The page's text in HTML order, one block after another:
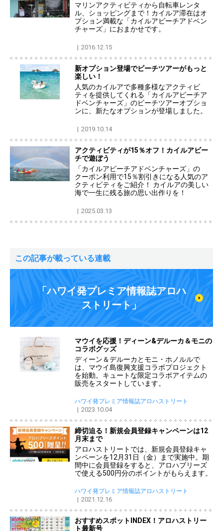
マリンアクティビティから自転車レンタ
ル、ショッピングまで！カイルア滞在はオ
プション満載な「カイルアビーチアドベン
チャーズ」におまかせです。
2016.12.15
新オプション登場でビーチツアーがもっと
楽しい！
人気のカイルアで多種多様なアクティビ
ティを提供してくれる「カイルアビーチア
ドベンチャーズ」のビーチツアーオプショ
ンに、新たなオプションが登場しました。
2019.10.14
アクティビティが15％オフ！カイルアビー
チで遊ぼう
「カイルアビーチアドベンチャーズ」の
クーポン利用で15％割引きになる人気のア
クティビティをご紹介！ カイルアの美しい
海で一生に残る旅の思い出作りを！
2025.03.13
この記事が載っている連載
「ハワイ発プレミア情報誌アロハ
ストリート」
マウイを応援！ディーン&デルーカ＆モニの
コラボグッズ
ディーン＆デルーカとモニ・ホノルルで
は、マウイ島復興支援コラボプロジェクト
を始動。キュートな限定コラボアイテムの
販売をスタートしています。
ハワイ発プレミア情報誌アロハストリート
2023.10.04
締切迫る！新規会員登録キャンペーンは12
月末まで
アロハストリートでは、新規会員登録キャ
ンペーンを12月31日（金）まで実施中。期
間中に会員登録をすると、アロハブリーズ
で使える500円分のポイントがもらえます。
ハワイ発プレミア情報誌アロハストリート
2021.12.16
おすすめスポットINDEX！アロハストリー
ト最新号